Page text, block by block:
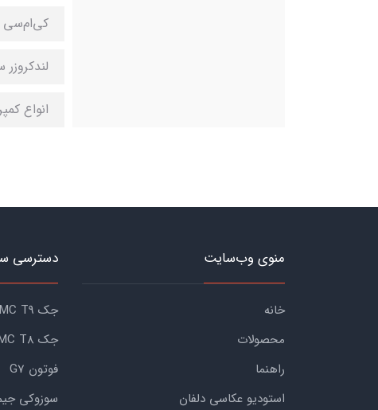
کی‌ام‌سی T8
لندکروزر سری
انواع کمپر
منوی وب‌سایت
خانه
محصولات
راهنما
استودیو عکاسی دلفان
دسترسی
جک KMC T9
جک KMC T8
فوتون G7
سوزوکی